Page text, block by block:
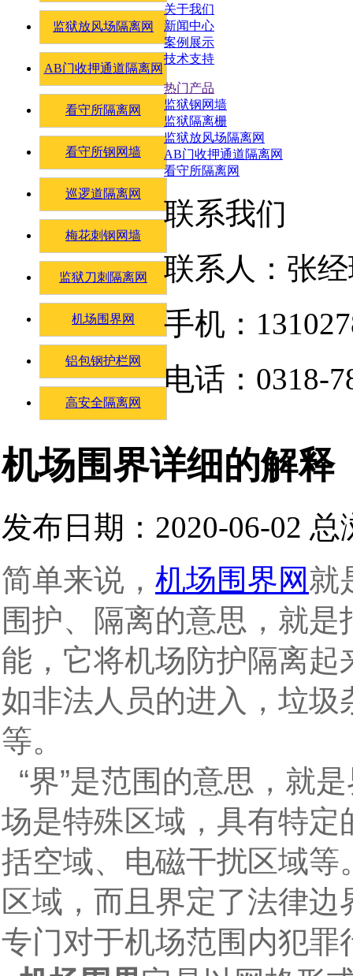
监狱放风场隔离网
AB门收押通道隔离网
看守所隔离网
看守所钢网墙
巡逻道隔离网
梅花刺钢网墙
监狱刀刺隔离网
机场围界网
铝包钢护栏网
高安全隔离网
机场围界详细的解释
发布日期：2020-06-02 总
简单来说， 机场围界网就
围护、隔离的意思，就是
能，它将机场防护隔离
如非法人员的进入，垃
等。
“界”是范围的意思，就
场是特殊区域，具有特
括空域、电磁干扰区域
区域，而且界定了法律
专门对于机场范围内犯罪
关于我们
新闻中心
案例展示
技术支持
热门产品
监狱钢网墙
监狱隔离栅
监狱放风场隔离网
AB门收押通道隔离网
看守所隔离网
联系我们
联系人：张
手机：
电话：0318-